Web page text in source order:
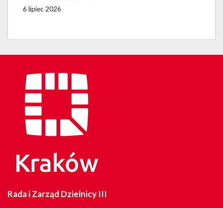
6 lipiec 2026
Rada i Zarząd Dzielnicy III